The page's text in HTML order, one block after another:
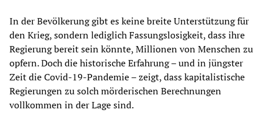
In der Bevölkerung gibt es keine breite Unterstützung für
den Krieg, sondern lediglich Fassungslosigkeit, dass ihre
Regierung bereit sein könnte, Millionen von Menschen zu
opfern. Doch die historische Erfahrung – und in jüngster
Zeit die Covid-19-Pandemie – zeigt, dass kapitalistische
Regierungen zu solch mörderischen Berechnungen
vollkommen in der Lage sind.